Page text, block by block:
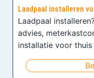
Laadpaal installeren
Laadpaal
advies,
installatie voor thuis